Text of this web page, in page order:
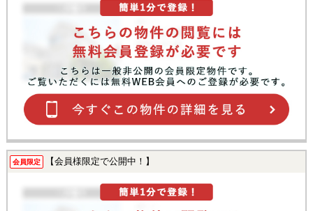
会員限定 【会員様限定で公開中！】